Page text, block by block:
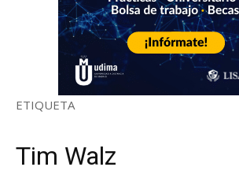
ETIQUETA
Tim Walz